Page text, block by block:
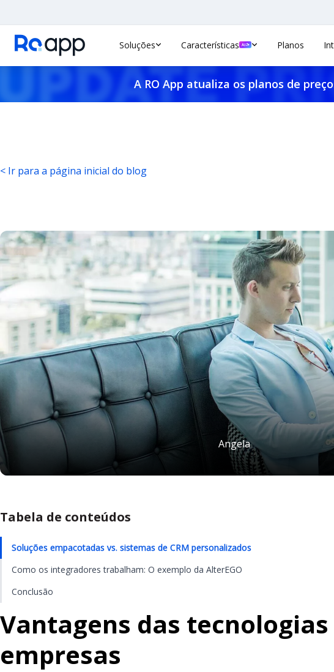
Soluções Características Planos
A RO App atualiza os planos de
< Ir para a página inicial do blog
Angela
Tabela de conteúdos
Soluções empacotadas vs. sistemas de CRM personalizados
Como os integradores trabalham: O exemplo da AlterEGO
Conclusão
Vantagens das
empresas